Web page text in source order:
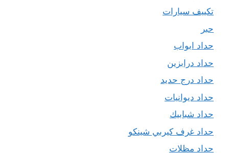
تكييف سيارات
حبر
حداد ابواب
حداد درابزين
حداد درج حديد
حداد ديوانيات
حداد شبابيك
حداد غرف كيربي شينكو
حداد مظلات